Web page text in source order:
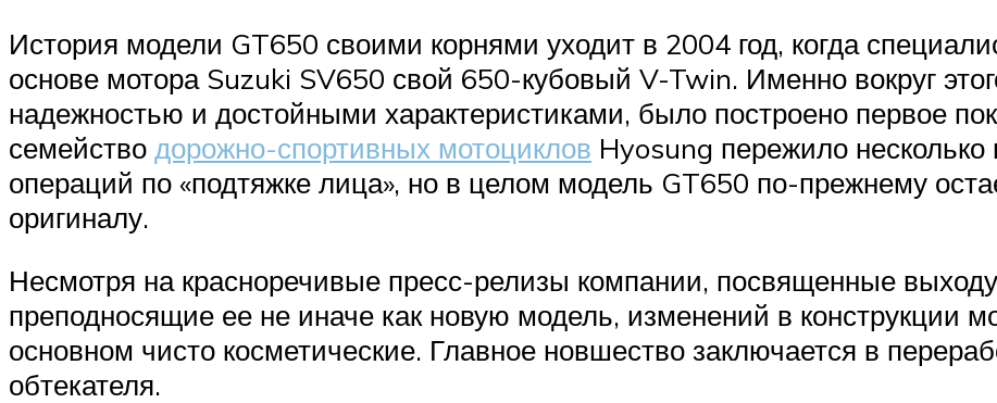
История модели GT650 своими корнями уходит в 2004 год, когда
основе мотора Suzuki SV650 свой 650-кубовый V-Twin. Именно вокруг
надежностью и достойными характеристиками, было построено первое
семейство дорожно-спортивных мотоциклов Hyosung пережило несколько
операций по «подтяжке лица», но в целом модель GT650 по-прежнему
оригиналу.
Несмотря на красноречивые пресс-релизы компании, посвященные
преподносящие ее не иначе как новую модель, изменений в конструкции
основном чисто косметические. Главное новшество заключается в
обтекателя.